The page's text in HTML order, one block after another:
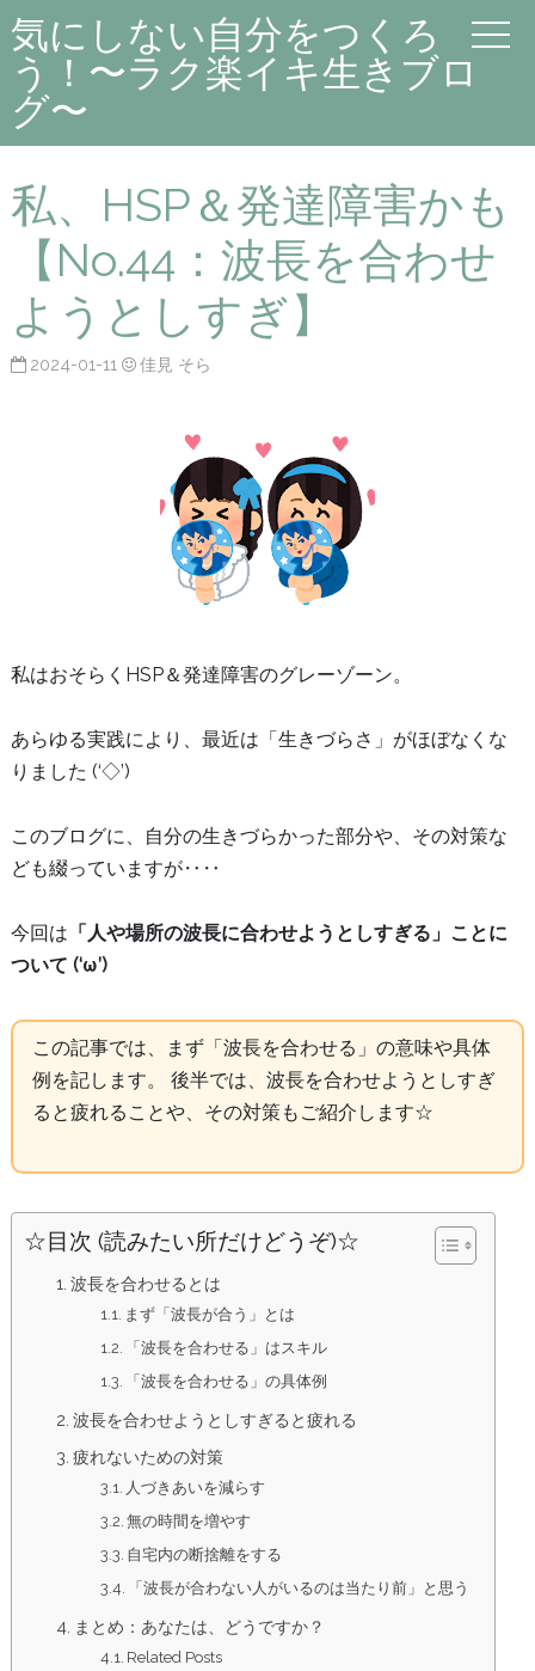
気にしない自分をつくろ
う！〜ラク楽イキ生きブロ
グ〜
私、HSP＆発達障害かも
【No.44：波長を合わせ
ようとしすぎ】
2024-01-11 佳見 そら
私はおそらくHSP＆発達障害のグレーゾーン。
あらゆる実践により、最近は「生きづらさ」がほぼなくな
りました (‘◇’)ゞ
このブログに、自分の生きづらかった部分や、その対策な
ども綴っていますが‥‥
今回は 「人や場所の波長に合わせようとしすぎる」ことに
ついて (‘ω’)
この記事では、まず「波長を合わせる」の意味や具体
例を記します。 後半では、波長を合わせようとしすぎ
ると疲れることや、その対策もご紹介します☆
☆目次 (読みたい所だけどうぞ)☆
波長を合わせるとは
まず「波長が合う」とは
「波長を合わせる」はスキル
「波長を合わせる」の具体例
波長を合わせようとしすぎると疲れる
疲れないための対策
人づきあいを減らす
無の時間を増やす
自宅内の断捨離をする
「波長が合わない人がいるのは当たり前」と思う
まとめ：あなたは、どうですか？
Related Posts